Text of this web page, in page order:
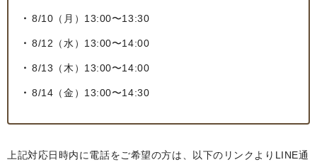
8/10（月）13:00〜13:30
8/12（水）13:00〜14:00
8/13（木）13:00〜14:00
8/14（金）13:00〜14:30
上記対応日時内に電話をご希望の方は、以下のリンクよりLINE通